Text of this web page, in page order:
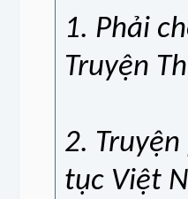
1. Phải
Truyện
2.
tục Việt